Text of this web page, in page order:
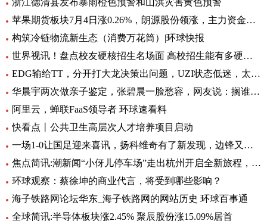
苹果期货板块7月4日涨0.26%，朗源股份领涨，主力资金净流出1357.79万元 世界速看
构筑冷链物流新生态（消费万花筒）|环球快报
世界视讯！盘点校友硬核招生名场面 高校招生能有多硬核 基本情况讲解
EDG输给TT，分开打大龙决策出问题，UZI状态低迷，太难玩了
华晨宇两次做亲子鉴定，张碧晨一脸愁容，网友说：搁谁都会不开心|焦点热文
阿里云，蝉联FaaS领导者 环球速看料
快看点丨公共卫生高层次人才培养项目启动
一场1-0让国足迎来喜讯，扬科维奇有了新发现，边锋又添一位猛将|世界热讯
焦点简讯:潮新闻“小伢儿停车场”走出杭州开启全新旅程，在台州10个青少年宫正式上线
环球观察：蔡徐坤的商业代言，将受到哪些影响？
海子铁路网论坛华东_海子铁路网的网站历史 环球百事通
全球简讯:半导体板块涨2.45% 聚辰股份涨15.09%居首